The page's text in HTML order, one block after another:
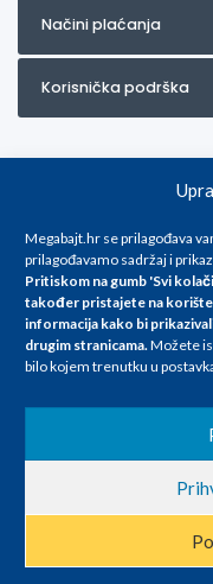
Megabajt.hr se prilagođava
prilagođavamo sadržaj i
Pritiskom na gumb 'Svi
također pristajete na
informacija kako bi
drugim stranicama.Možete
bilo kojem trenutku u
Načini plaćanja
Korisnička podrška
Za artikle kojih trenutno
info@megabajt.hr. Sve
promjenama, a
iskazane su za avansno
se razlikovati od cijena u
i točniji opis i sliku. Unatoč
nastale u opisu proizvoda,
cijena.